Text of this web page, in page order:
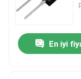
Kalite kontrol
En iyi